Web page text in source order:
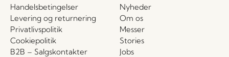
Handelsbetingelser
Levering og returnering
Privatlivspolitik
Cookiepolitik
B2B – Salgskontakter
Nyheder
Om os
Messer
Stories
Jobs